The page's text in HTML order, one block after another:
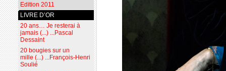
Edition 2011
LIVRE D’OR
20 ans… Je resterai à
jamais (...) ...Pascal
Dessaint
20 bougies sur un
mille (...) ...François-Henri
Soulié